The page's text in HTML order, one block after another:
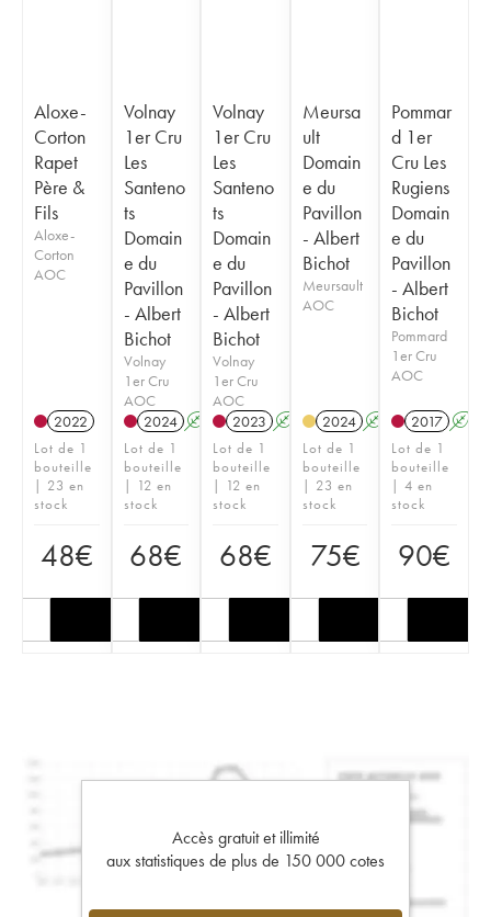
Aloxe-
Corton
Rapet
Père &
Fils
Aloxe-
Corton
AOC
2022
Lot de 1
bouteille
| 23 en
stock
48€
Volnay
1er Cru
Les
Santeno
ts
Domain
e du
Pavillon
- Albert
Bichot
Volnay
1er Cru
AOC
2024 A
Lot de 1
bouteille
| 12 en
stock
68€
Volnay
1er Cru
Les
Santeno
ts
Domain
e du
Pavillon
- Albert
Bichot
Volnay
1er Cru
AOC
2023 A
Lot de 1
bouteille
| 12 en
stock
68€
Meursa
ult
Domain
e du
Pavillon
- Albert
Bichot
Meursault
AOC
2024 A
Lot de 1
bouteille
| 23 en
stock
75€
Pommar
d 1er
Cru Les
Rugiens
Domain
e du
Pavillon
- Albert
Bichot
Pommard
1er Cru
AOC
2017 A
Lot de 1
bouteille
| 4 en
stock
90€
Accès gratuit et illimité
aux statistiques de plus de 150 000 cotes